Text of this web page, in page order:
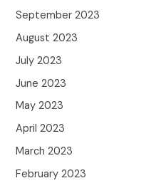
September 2023
August 2023
July 2023
June 2023
May 2023
April 2023
March 2023
February 2023